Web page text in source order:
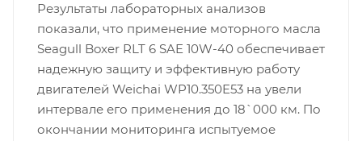
Результаты лабораторных анализов
показали, что применение моторного масла
Seagull Boxer RLT 6 SAE 10W-40 обеспечивает
надежную защиту и эффективную работу
двигателей Weichai WP10.350E53 на увели
интервале его применения до 18`000 км. По
окончании мониторинга испытуемое